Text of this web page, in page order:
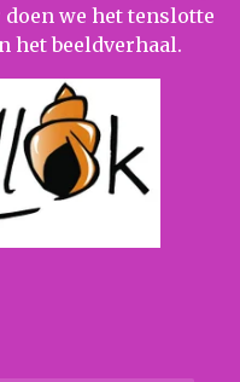
we het tenslotte
het beeldverhaal.